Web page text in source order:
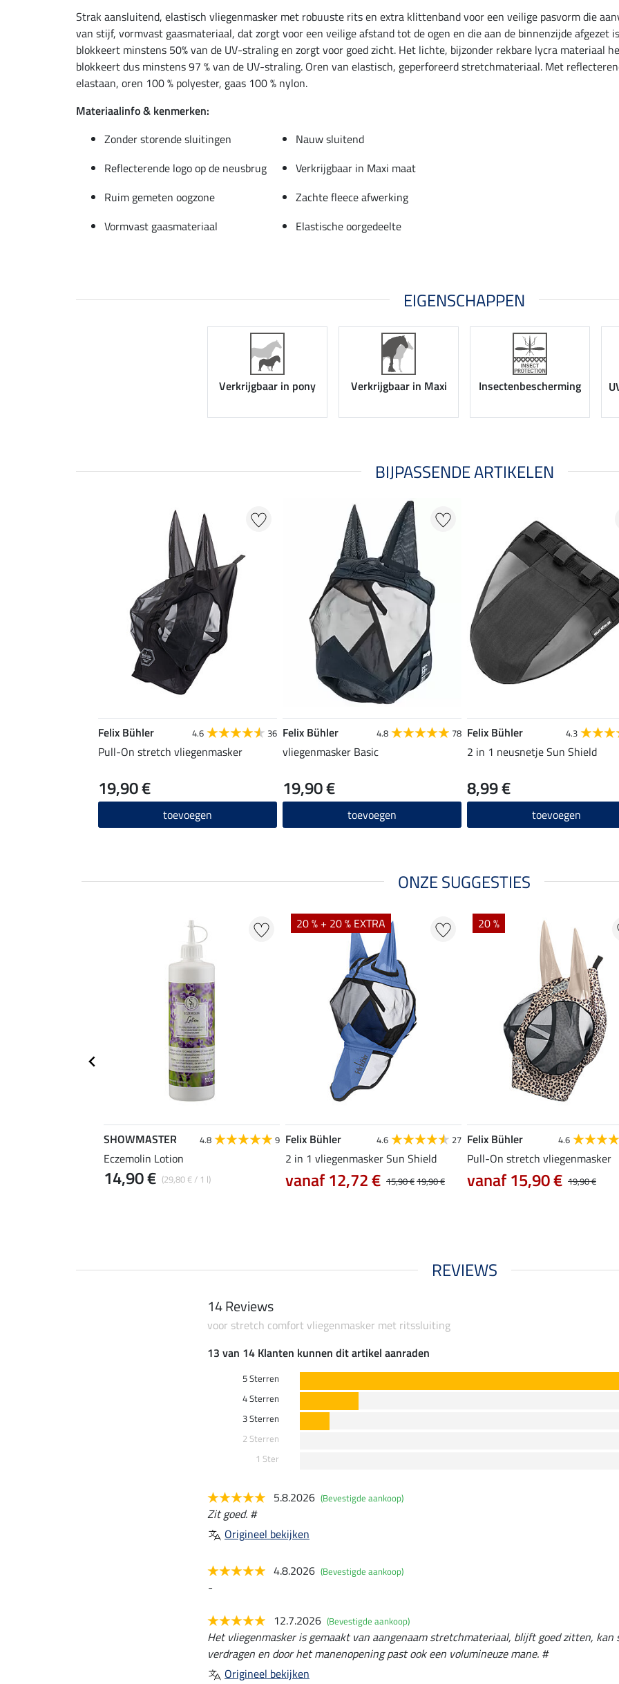
Strak aansluitend, elastisch vliegenmasker met robuuste rits en extra klittenband voor een veilige pasvorm die
van stijf, vormvast gaasmateriaal, dat zorgt voor een veilige afstand tot de ogen en die aan de binnenzijde afgezet
blokkeert minstens 50% van de UV-straling en zorgt voor goed zicht. Het lichte, bijzonder rekbare lycra materiaal
blokkeert dus minstens 97 % van de UV-straling. Oren van elastisch, geperforeerd stretchmateriaal. Met
elastaan, oren 100 % polyester, gaas 100 % nylon.
Materiaalinfo & kenmerken:
Zonder storende sluitingen
Nauw sluitend
Reflecterende logo op de neusbrug
Verkrijgbaar in Maxi maat
Ruim gemeten oogzone
Zachte fleece afwerking
Vormvast gaasmateriaal
Elastische oorgedeelte
EIGENSCHAPPEN
Verkrijgbaar in pony Verkrijgbaar in Maxi Insectenbescherming
BIJPASSENDE ARTIKELEN
Felix Bühler 4.6 36
Pull-On stretch vliegenmasker
19,90 €
toevoegen
Felix Bühler 4.8 78
vliegenmasker Basic
19,90 €
toevoegen
Felix Bühler 4.3
2 in 1 neusnetje Sun Shield
8,99 €
toevoegen
ONZE SUGGESTIES
SHOWMASTER 4.8 9
Eczemolin Lotion
(29,80 € / 1 l)
14,90 €
20 % + 20 % EXTRA
Felix Bühler 4.6 27
2 in 1 vliegenmasker Sun Shield
15,90 €19,90 €
vanaf 12,72 €
20 %
Felix Bühler 4.6
Pull-On stretch vliegenmasker
19,90 €
vanaf 15,90 €
REVIEWS
14 Reviews
voor stretch comfort vliegenmasker met ritssluiting
13 van 14 Klanten kunnen dit artikel aanraden
5 Sterren
4 Sterren
3 Sterren
2 Sterren
1 Ster
5.8.2026 (Bevestigde aankoop)
Zit goed. #
Origineel bekijken
4.8.2026 (Bevestigde aankoop)
-
12.7.2026 (Bevestigde aankoop)
Het vliegenmasker is gemaakt van aangenaam stretchmateriaal, blijft goed zitten, kan
verdragen en door het manenopening past ook een volumineuze mane. #
Origineel bekijken